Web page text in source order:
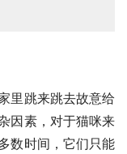
里跳来跳去故意给
因素，对于猫咪来
数时间，它们只能